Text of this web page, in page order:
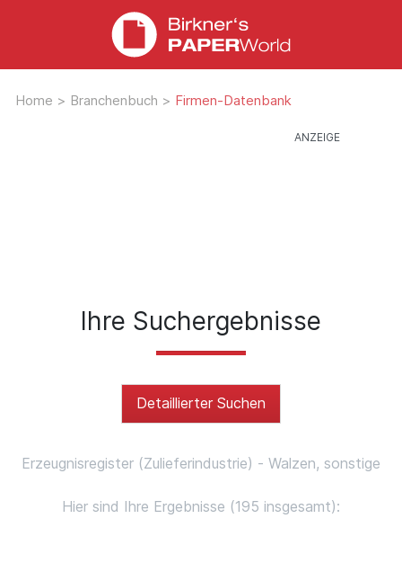
Home > Branchenbuch > Firmen-Datenbank
Ihre Suchergebnisse
Detaillierter Suchen
Erzeugnisregister (Zulieferindustrie) - Walzen, sonstige
Hier sind Ihre Ergebnisse (195 insgesamt):